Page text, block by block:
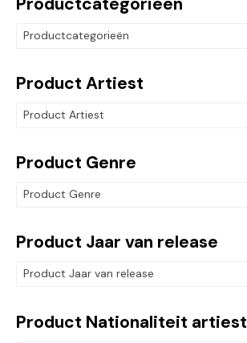
Productcategorieën
Product Artiest
Product Artiest
Product Genre
Product Genre
Product Jaar van release
Product Jaar van release
Product Nationaliteit artiest